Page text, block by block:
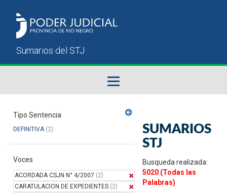
Sumarios del STJ
Manual del Usuario
Tipo Sentencia
DEFINITIVA(2)
Voces
ACORDADA CSJN N° 4/2007 (2)
CARATULACION DE EXPEDIENTES (2)
SUMARIOS
STJ
Busqueda realizada:
5020 (Todas las
Palabras)